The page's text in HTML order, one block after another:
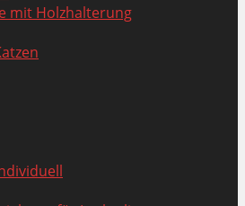
mit Holzhalterung